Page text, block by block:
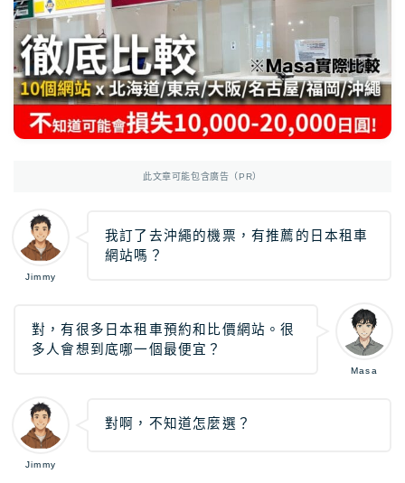
Illustrator價格
Premiere價格
Acrobat Pro價格
Photoshop Photoshop教學
日亞｜最新優惠券
日亞｜必買2025
日亞｜Amazon Music
日本樂天｜最新優惠
12大日本轉運比較
TravelJP
此文章可能包含廣告（PR）
Jimmy
我訂了去沖繩的機票，有推薦的日本租車
網站嗎？
Masa
對，有很多日本租車預約和比價網站。很
多人會想到底哪一個最便宜？
Jimmy
對啊，不知道怎麼選？